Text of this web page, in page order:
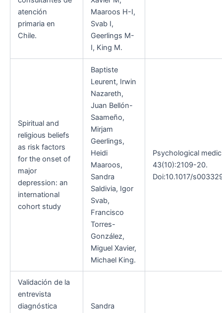
atención
primaria en
Chile.
Maaroos H-I,
Svab I,
Geerlings M-
I, King M.
Spiritual and
religious beliefs
as risk factors
for the onset of
major
depression: an
international
cohort study
Baptiste
Leurent, Irwin
Nazareth,
Juan Bellón-
Saameño,
Mirjam
Geerlings,
Heidi
Maaroos,
Sandra
Saldivia, Igor
Svab,
Francisco
Torres-
González,
Miguel Xavier,
Michael King.
Psychological
43(10):2109-20.
Doi:10.1017/
Validación de la
entrevista
diagnóstica
Sandra